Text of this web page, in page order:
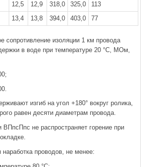
12,5 12,9 318,0 325,0
113
13,4 13,8 394,0 403,0 77
сопротивление изоляции 1 км провода
в воде при температуре 20 °С, МОм,
изгиб на угол +180° вокруг ролика,
равен десяти диаметрам провода.
ВПпсПпс не распространяет горение при
проводов, не менее: